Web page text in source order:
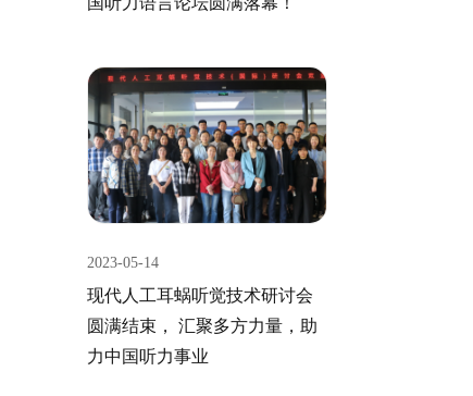
2023-05-14
现代人工耳蜗听觉技术研讨会
圆满结束， 汇聚多方力量，助
力中国听力事业